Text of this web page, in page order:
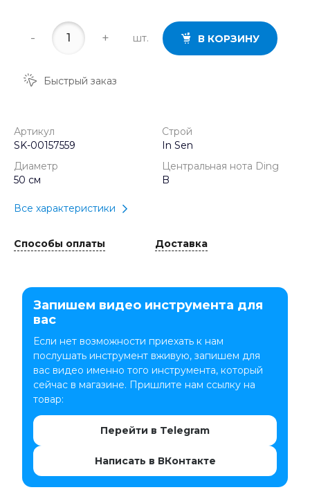
- + шт. В КОРЗИНУ
Быстрый заказ
Артикул
SK-00157559
Строй
In Sen
Диаметр
50 см
Центральная нота Ding
B
Все характеристики
Способы оплаты Доставка
Запишем видео инструмента для
вас
Если нет возможности приехать к нам
послушать инструмент вживую, запишем для
вас видео именно того инструмента, который
сейчас в магазине. Пришлите нам ссылку на
товар:
Перейти в Telegram
Написать в ВКонтакте